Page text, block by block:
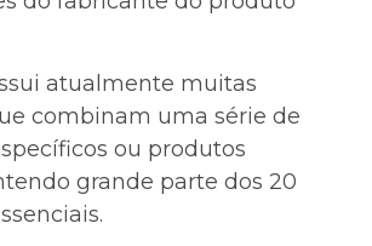
atualmente muitas
combinam uma série de
ou produtos
grande parte dos 20